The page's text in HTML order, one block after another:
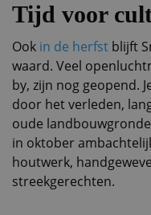
Tijd voor
Ook in de herfst blijft
waard. Veel
by, zijn nog geopend.
door het verleden,
oude
in oktober
houtwerk,
streekgerechten.